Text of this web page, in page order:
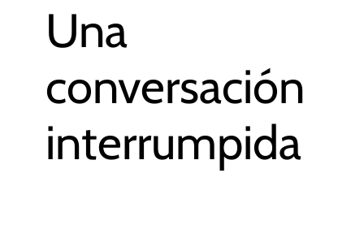
Una
conversación
interrumpida